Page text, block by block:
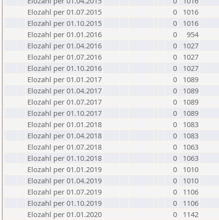
Elozahl per 01.07.2015
0
1016
Elozahl per 01.10.2015
0
1016
Elozahl per 01.01.2016
0
954
Elozahl per 01.04.2016
0
1027
Elozahl per 01.07.2016
0
1027
Elozahl per 01.10.2016
0
1027
Elozahl per 01.01.2017
0
1089
Elozahl per 01.04.2017
0
1089
Elozahl per 01.07.2017
0
1089
Elozahl per 01.10.2017
0
1089
Elozahl per 01.01.2018
0
1083
Elozahl per 01.04.2018
0
1083
Elozahl per 01.07.2018
0
1063
Elozahl per 01.10.2018
0
1063
Elozahl per 01.01.2019
0
1010
Elozahl per 01.04.2019
0
1010
Elozahl per 01.07.2019
0
1106
Elozahl per 01.10.2019
0
1106
Elozahl per 01.01.2020
0
1142